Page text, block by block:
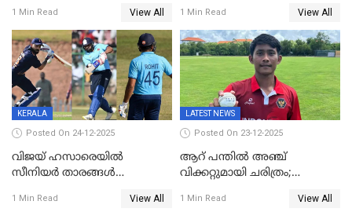
റൺസ് വിജയലക്ഷ്യമുയർത്തി
കേരളം
1 Min Read View All
മത്സരം ജയിച്ചാൽ ഇന്ത്യയ്ക്കു
പരമ്പര
1 Min Read View All
KERALA
Posted On 24-12-2025
വിജയ് ഹസാരെയിൽ
സീനിയർ താരങ്ങൾ
സച്ചിന്‍റെ റെക്കോഡ് മറികടന്ന്
1 Min Read View All
LATEST NEWS
Posted On 23-12-2025
ആറ് പന്തിൽ അഞ്ച്
വിക്കറ്റുമായി ചരിത്രം;
റെക്കോഡുമായി
1 Min Read View All